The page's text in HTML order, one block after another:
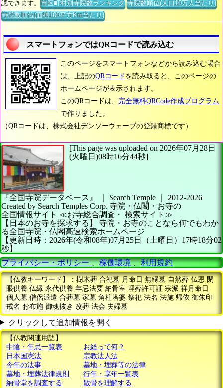
認できます。市区町村別寺院数ランキング 寺院数順位(人口10万人当たり)
寺院数順位(面積100平方Km当たり)
スマートフォンではQRコードで読み込む
このページをスマートフォンなどから読み込む場合
は、上記のQRコード を読み取ると、このページの
ホームページが表示されます。
このQRコードは、 完全無料QRCode作成プログラム
で作りました。
（QRコードは、株式会社デンソーウェーブの登録商標です）
[This page was uploaded on 2026年07月28日
(火曜日)08時16分44秒]
『全国寺院データベース』 ｜ Search Temple
2012-2026
Created by Search Temples Corp. 寺院・仏閣・お寺の
全国情報サイト ≪お寺総合調査・ 検索サイト≫
【日本のお寺を探求する】
寺院・お寺のことなら何でもわか
る全国寺院・仏閣高速検索ホームページ
【更新日時：2026年(令和08年)07月25日（土曜日）17時18分02
秒】
プライバシー・ポリシー、稼働環境、利用規約
【仏教キーワード】：樹木葬 合祀墓 月命日 無縁墓 自然葬 仏恩 閉
眼供養 仏縁 永代供養 年忌法要 納骨室 埋葬許可証 宗派 祥月命日
個人墓 僧侶派遣 合葬墓 家墓 角柱塔婆 祭祀 法名 法施 帰依 御朱印
戒名 お布施 御魂抜き 改葬 法会 夫婦墓
クリックして追加情報を開く
【仏教関連用語】
中陰・年忌一覧表
お経って何？
日本国憲法
宗教法人法
今年の法事
墓地・埋葬等の法律
墓地・埋葬法律規則
行年・享年一覧表
納骨堂を調査する
散骨を理解する